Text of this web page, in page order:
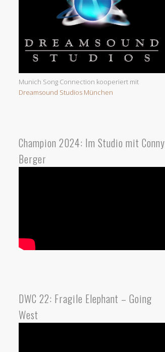
Munich Song Connection kooperiert mit
Dreamsound Studios München
Champion 2024: Im Studio mit Conny
Berger
DWC 22: Fragile Elephant – Going
West